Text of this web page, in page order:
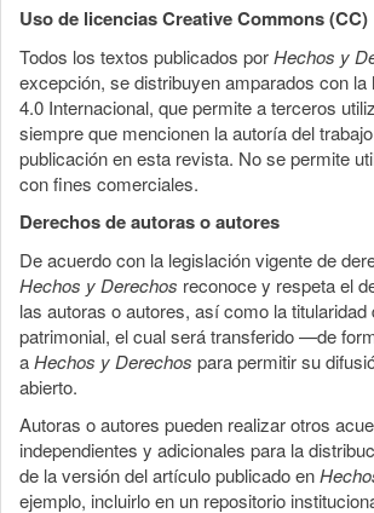
Uso de licencias Creative Commons (CC)
Todos los textos publicados porHechos y
excepción, se distribuyen amparados con la
4.0 Internacional, que permite a terceros
siempre que mencionen la autoría del
publicación en esta revista. No se permite
con fines comerciales.
Derechos de autoras o autores
De acuerdo con la legislación vigente de
Hechos y Derechos reconoce y respeta el
las autoras o autores, así como la titularidad
patrimonial, el cual será transferido —de
aHechos y Derechos para permitir su
abierto.
Autoras o autores pueden realizar otros
independientes y adicionales para la
de la versión del artículo publicado en
ejemplo, incluirlo en un repositorio